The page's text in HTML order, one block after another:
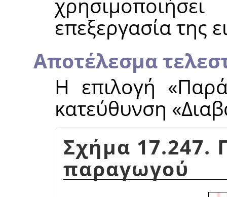
επεξεργασία της
Αποτέλεσμα
Η επιλογή «
κατεύθυνση «
Σχήμα 17.247.
παραγωγού